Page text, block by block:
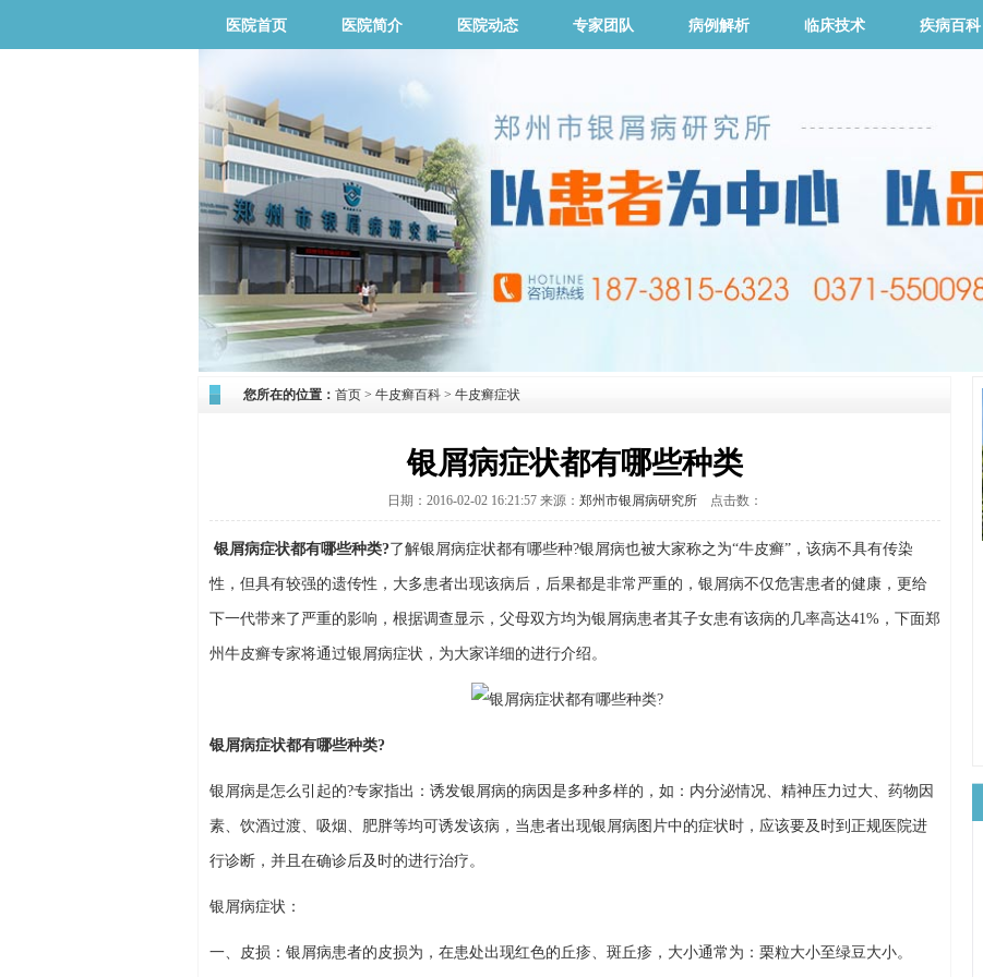
医院首页 医院简介 医院动态 专家团队 病例解析 临床技术 疾病百科
您所在的位置： 首页 > 牛皮癣百科 > 牛皮癣症状
银屑病症状都有哪些种类
日期：2016-02-02 16:21:57 来源： 郑州市银屑病研究所 点击数：
银屑病症状都有哪些种类?了解银屑病症状都有哪些种?银屑病也被大家称之为“牛皮癣”，该病不具有传染
性，但具有较强的遗传性，大多患者出现该病后，后果都是非常严重的，银屑病不仅危害患者的健康，更给
下一代带来了严重的影响，根据调查显示，父母双方均为银屑病患者其子女患有该病的几率高达41%，下面郑
州牛皮癣专家将通过银屑病症状，为大家详细的进行介绍。
银屑病症状都有哪些种类?
银屑病是怎么引起的?专家指出：诱发银屑病的病因是多种多样的，如：内分泌情况、精神压力过大、药物因
素、饮酒过渡、吸烟、肥胖等均可诱发该病，当患者出现银屑病图片中的症状时，应该要及时到正规医院进
行诊断，并且在确诊后及时的进行治疗。
银屑病症状：
一、皮损：银屑病患者的皮损为，在患处出现红色的丘疹、斑丘疹，大小通常为：栗粒大小至绿豆大小。